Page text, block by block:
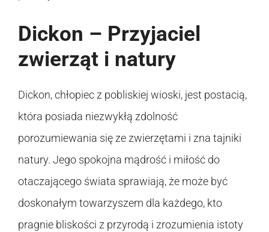
Dickon – Przyjaciel
zwierząt i natury
Dickon, chłopiec z pobliskiej wioski, jest postacią,
która posiada niezwykłą zdolność
porozumiewania się ze zwierzętami i zna tajniki
natury. Jego spokojna mądrość i miłość do
otaczającego świata sprawiają, że może być
doskonałym towarzyszem dla każdego, kto
pragnie bliskości z przyrodą i zrozumienia istoty